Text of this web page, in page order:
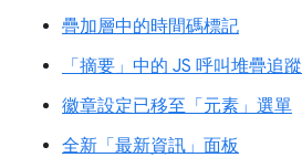
疊加層中的時間碼標記
「摘要」中的 JS 呼叫堆疊追蹤
徽章設定已移至「元素」選單
全新「最新資訊」面板